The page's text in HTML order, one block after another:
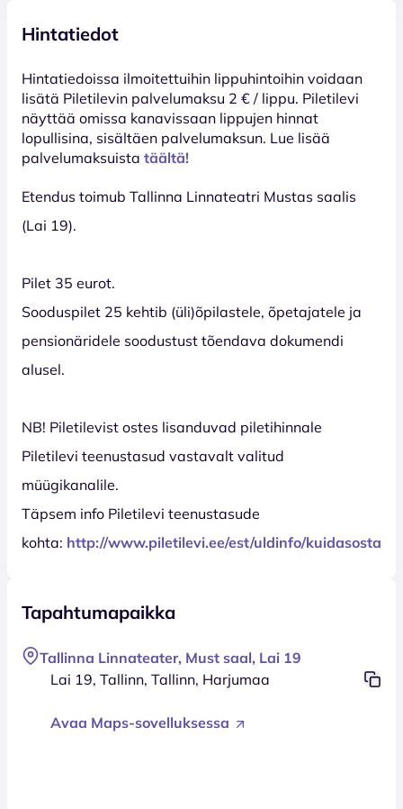
Hintatiedot
Hinta­tiedoissa ilmoitettuihin lippuhintoihin voidaan
lisätä Piletilevin palvelumaksu 2 € / lippu. Piletilevi
näyttää omissa kanavissaan lippujen hinnat
lopullisina, sisältäen palvelumaksun. Lue lisää
palvelumaksuista täältä!
Etendus toimub Tallinna Linnateatri Mustas saalis
(Lai 19).
Pilet 35 eurot.
Sooduspilet 25 kehtib (üli)õpilastele, õpetajatele ja
pensionäridele soodustust tõendava dokumendi
alusel.
NB! Piletilevist ostes lisanduvad piletihinnale
Piletilevi teenustasud vastavalt valitud
müügikanalile.
Täpsem info Piletilevi teenustasude
kohta: http://www.piletilevi.ee/est/uldinfo/kuidasosta/
Tapahtumapaikka
Tallinna Linnateater, Must saal, Lai 19
Lai 19, Tallinn, Tallinn, Harjumaa
Avaa Maps-sovelluksessa